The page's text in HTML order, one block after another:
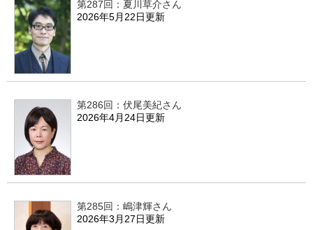
第287回：夏川草介さん
2026年5月22日更新
第286回：伏尾美紀さん
2026年4月24日更新
第285回：嶋津輝さん
2026年3月27日更新